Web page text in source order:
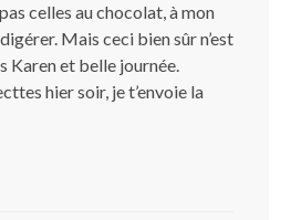
celles au chocolat, à mon
Mais ceci bien sûr n’est
Karen et belle journée.
hier soir, je t’envoie la